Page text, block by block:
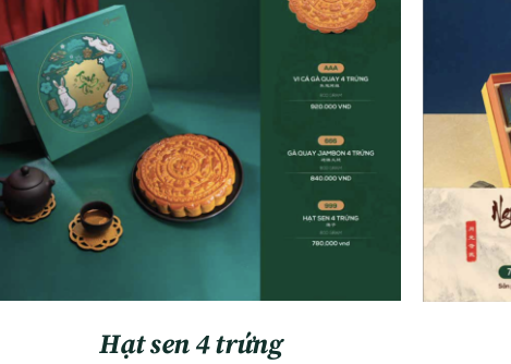
ADD TO CART
Hạt sen 4 trứng